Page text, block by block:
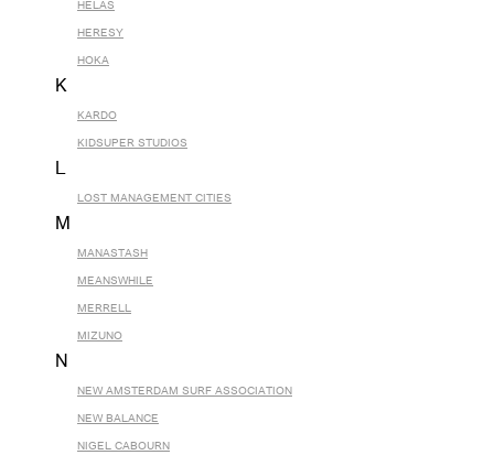
HELAS
HERESY
HOKA
K
KARDO
KIDSUPER STUDIOS
L
LOST MANAGEMENT CITIES
M
MANASTASH
MEANSWHILE
MERRELL
MIZUNO
N
NEW AMSTERDAM SURF ASSOCIATION
NEW BALANCE
NIGEL CABOURN